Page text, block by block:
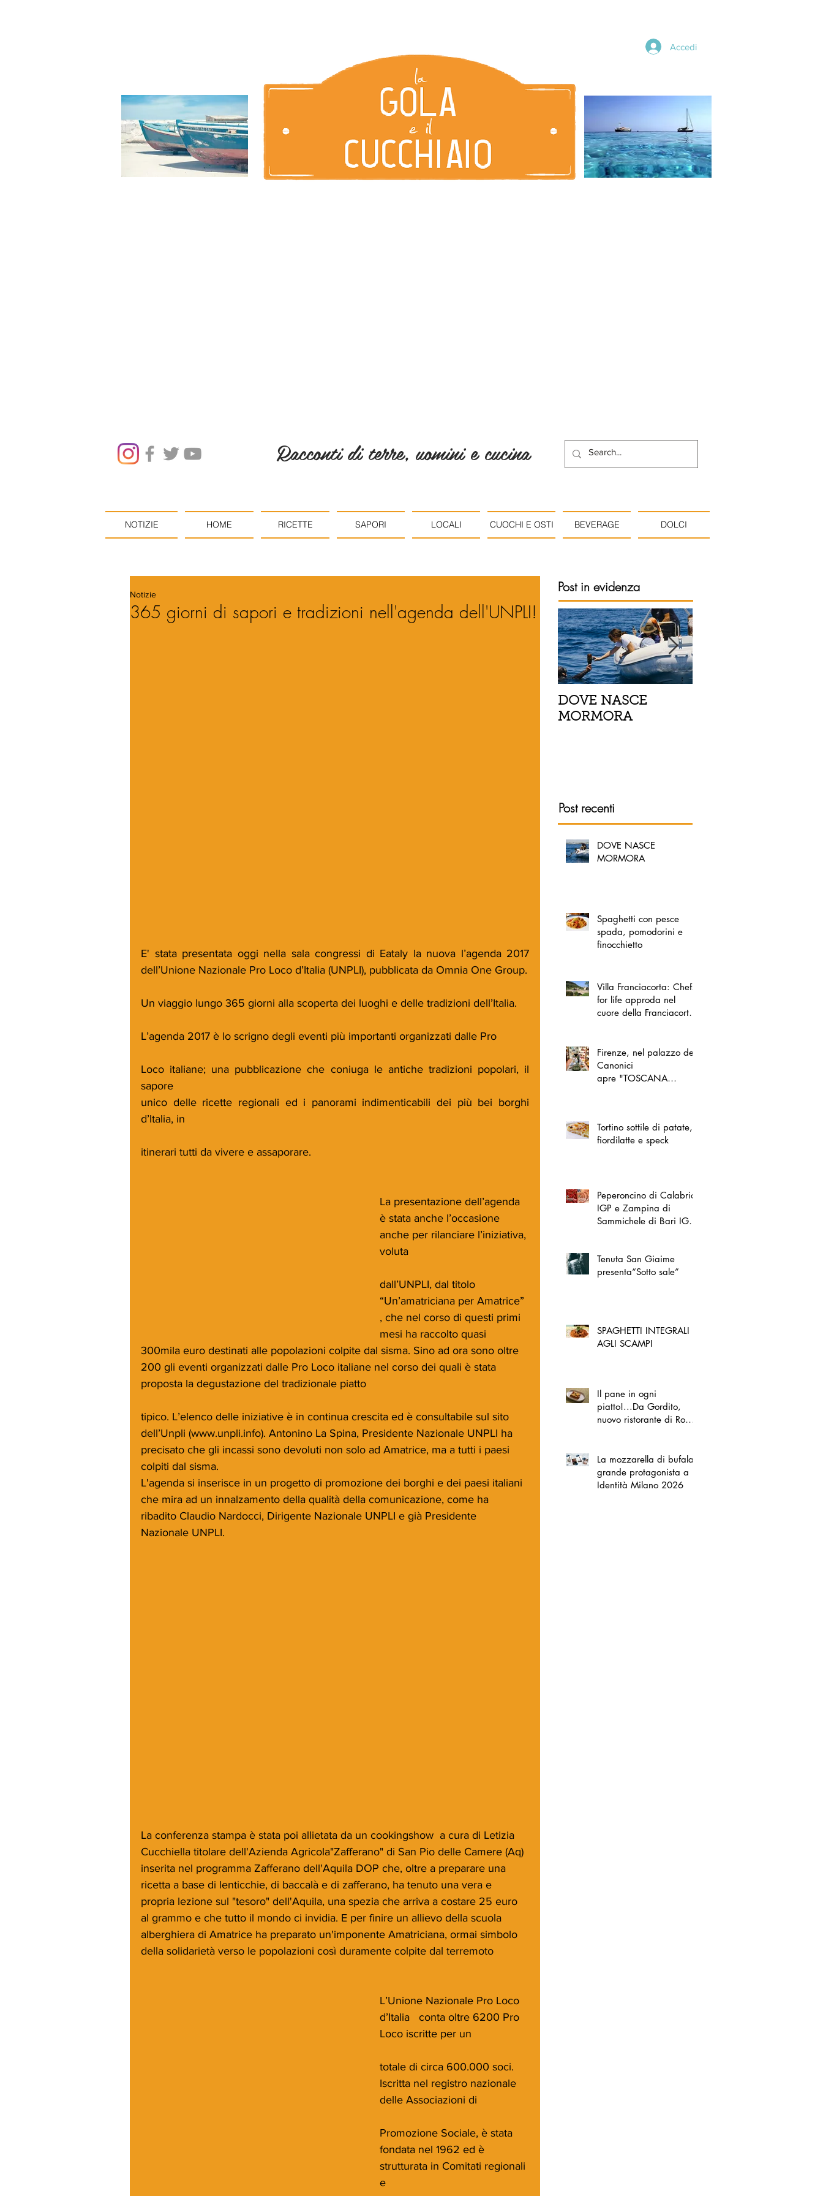
Accedi
Racconti di terre, uomini e cucina
NOTIZIE HOME RICETTE SAPORI LOCALI CUOCHI E OSTI BEVERAGE DOLCI
365 giorni di sapori e tradizioni nell'agenda dell'UNPLI!
Notizie
E' stata presentata oggi nella sala congressi di Eataly la nuova l’agenda 2017
dell’Unione Nazionale Pro Loco d’Italia (UNPLI), pubblicata da Omnia One Group.
Un viaggio lungo 365 giorni alla scoperta dei luoghi e delle tradizioni dell’Italia.
L’agenda 2017 è lo scrigno degli eventi più importanti organizzati dalle Pro
Loco italiane; una pubblicazione che coniuga le antiche tradizioni popolari, il
sapore
unico delle ricette regionali ed i panorami indimenticabili dei più bei borghi
d’Italia, in
itinerari tutti da vivere e assaporare.
La presentazione dell’agenda
è stata anche l’occasione
anche per rilanciare l’iniziativa,
voluta
dall’UNPLI, dal titolo
“Un’amatriciana per Amatrice”
, che nel corso di questi primi
mesi ha raccolto quasi
300mila euro destinati alle popolazioni colpite dal sisma. Sino ad ora sono oltre
200 gli eventi organizzati dalle Pro Loco italiane nel corso dei quali è stata
proposta la degustazione del tradizionale piatto
tipico. L’elenco delle iniziative è in continua crescita ed è consultabile sul sito
dell’Unpli (www.unpli.info). Antonino La Spina, Presidente Nazionale UNPLI ha
precisato che gli incassi sono devoluti non solo ad Amatrice, ma a tutti i paesi
colpiti dal sisma.
L'agenda si inserisce in un progetto di promozione dei borghi e dei paesi italiani
che mira ad un innalzamento della qualità della comunicazione, come ha
ribadito Claudio Nardocci, Dirigente Nazionale UNPLI e già Presidente
Nazionale UNPLI.
La conferenza stampa è stata poi allietata da un cookingshow  a cura di Letizia
Cucchiella titolare dell'Azienda Agricola"Zafferano" di San Pio delle Camere (Aq)
inserita nel programma Zafferano dell'Aquila DOP che, oltre a preparare una
ricetta a base di lenticchie, di baccalà e di zafferano, ha tenuto una vera e
propria lezione sul "tesoro" dell'Aquila, una spezia che arriva a costare 25 euro
al grammo e che tutto il mondo ci invidia. E per finire un allievo della scuola
alberghiera di Amatrice ha preparato un'imponente Amatriciana, ormai simbolo
della solidarietà verso le popolazioni così duramente colpite dal terremoto
L’Unione Nazionale Pro Loco
d’Italia   conta oltre 6200 Pro
Loco iscritte per un
totale di circa 600.000 soci.
Iscritta nel registro nazionale
delle Associazioni di
Promozione Sociale, è stata
fondata nel 1962 ed è
strutturata in Comitati regionali
e
Post in evidenza
DOVE NASCE
MORMORA
Post recenti
DOVE NASCE
MORMORA
Spaghetti con pesce
spada, pomodorini e
finocchietto
Villa Franciacorta: Chefs
for life approda nel
cuore della Franciacorta,
Firenze, nel palazzo dei
Canonici
apre "TOSCANA
Tortino sottile di patate,
fiordilatte e speck
Peperoncino di Calabria
IGP e Zampina di
Sammichele di Bari IGP
Tenuta San Giaime
presenta“Sotto sale”
SPAGHETTI INTEGRALI
AGLI SCAMPI
Il pane in ogni
piatto!...Da Gordito,
nuovo ristorante di Roma
La mozzarella di bufala
grande protagonista a
Identità Milano 2026